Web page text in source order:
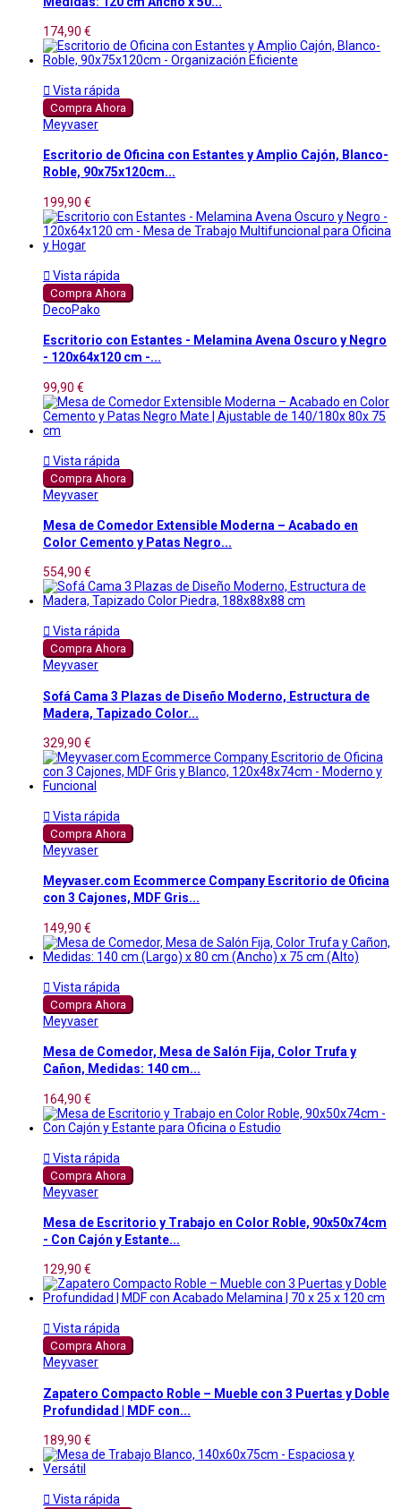
174,90 €
 Vista rápida
Compra Ahora
Meyvaser
Escritorio de Oficina con Estantes y Amplio Cajón, Blanco-
Roble, 90x75x120cm...
199,90 €
 Vista rápida
Compra Ahora
DecoPako
Escritorio con Estantes - Melamina Avena Oscuro y Negro
- 120x64x120 cm -...
99,90 €
 Vista rápida
Compra Ahora
Meyvaser
Mesa de Comedor Extensible Moderna – Acabado en
Color Cemento y Patas Negro...
554,90 €
 Vista rápida
Compra Ahora
Meyvaser
Sofá Cama 3 Plazas de Diseño Moderno, Estructura de
Madera, Tapizado Color...
329,90 €
 Vista rápida
Compra Ahora
Meyvaser
Meyvaser.com Ecommerce Company Escritorio de Oficina
con 3 Cajones, MDF Gris...
149,90 €
 Vista rápida
Compra Ahora
Meyvaser
Mesa de Comedor, Mesa de Salón Fija, Color Trufa y
Cañon, Medidas: 140 cm...
164,90 €
 Vista rápida
Compra Ahora
Meyvaser
Mesa de Escritorio y Trabajo en Color Roble, 90x50x74cm
- Con Cajón y Estante...
129,90 €
 Vista rápida
Compra Ahora
Meyvaser
Zapatero Compacto Roble – Mueble con 3 Puertas y Doble
Profundidad | MDF con...
189,90 €
 Vista rápida